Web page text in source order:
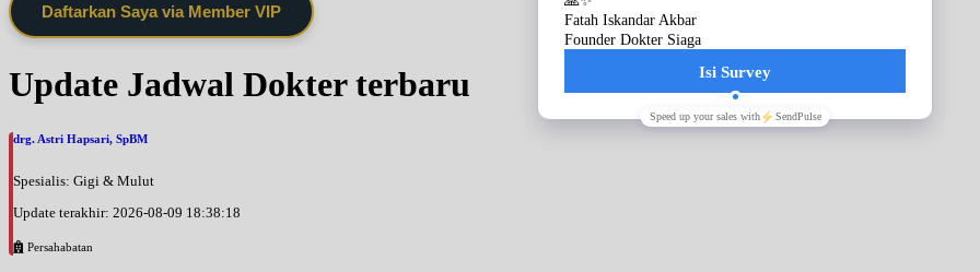
Daftarkan Saya via Member VIP
Update Jadwal Dokter terbaru
drg. Astri Hapsari, SpBM
Spesialis: Gigi & Mulut
Update terakhir: 2026-08-09 18:38:18
Persahabatan